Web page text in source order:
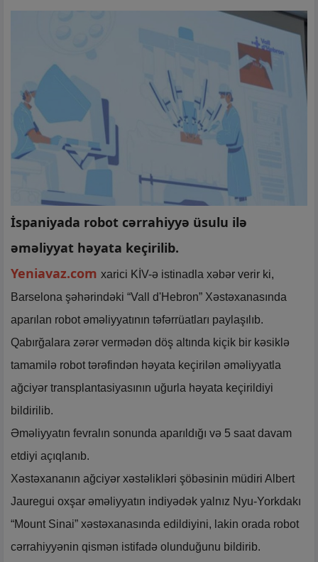
İspaniyada robot cərrahiyyə üsulu ilə
əməliyyat həyata keçirilib.
Yeniavaz.com xarici KİV-ə istinadla xəbər verir ki,
Barselona şəhərindəki “Vall d'Hebron” Xəstəxanasında
aparılan robot əməliyyatının təfərrüatları paylaşılıb.
Qabırğalara zərər vermədən döş altında kiçik bir kəsiklə
tamamilə robot tərəfindən həyata keçirilən əməliyyatla
ağciyər transplantasiyasının uğurla həyata keçirildiyi
bildirilib.
Əməliyyatın fevralın sonunda aparıldığı və 5 saat davam
etdiyi açıqlanıb.
Xəstəxananın ağciyər xəstəlikləri şöbəsinin müdiri Albert
Jauregui oxşar əməliyyatın indiyədək yalnız Nyu-Yorkdakı
“Mount Sinai” xəstəxanasında edildiyini, lakin orada robot
cərrahiyyənin qismən istifadə olunduğunu bildirib.